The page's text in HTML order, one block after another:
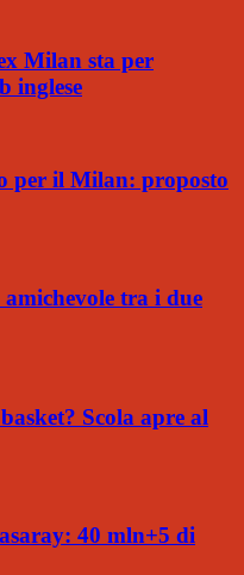
Milan sta per
inglese
per il Milan: proposto
tra i due
Scola apre al
40 mln+5 di